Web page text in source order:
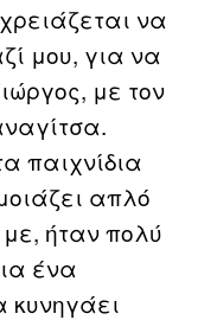
να
μου, για να
με τον
παιχνίδια
απλό
ήταν πολύ
ένα
κυνηγάει